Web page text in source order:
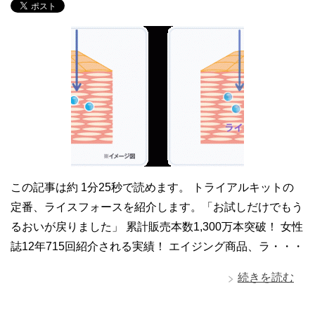
この記事は約 1分25秒で読めます。 トライアルキットの
定番、ライスフォースを紹介します。「お試しだけでもう
るおいが戻りました」 累計販売本数1,300万本突破！ 女性
誌12年715回紹介される実績！ エイジング商品、ラ・・・
続きを読む